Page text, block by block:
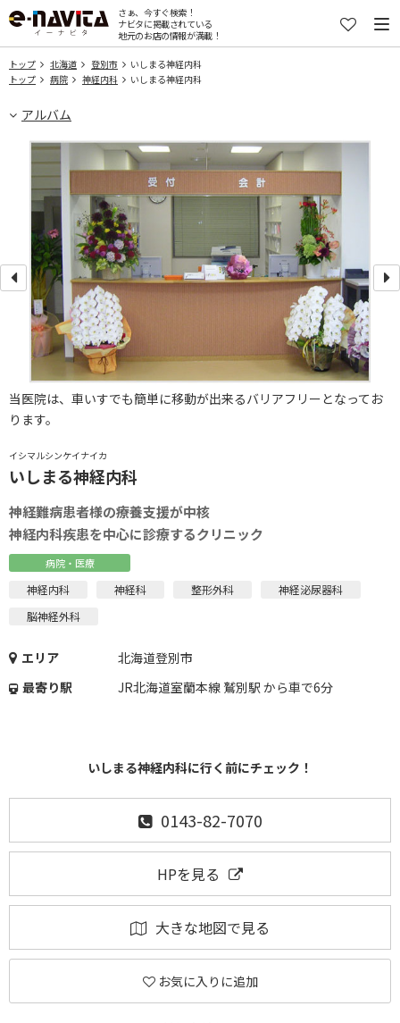
さぁ、今すぐ検索！
ナビタに掲載されている
地元のお店の情報が満載！
トップ 北海道 登別市
いしまる神経内科
トップ
病院 神経内科 いしまる神経内科
アルバム
イシマルシンケイナイカ
いしまる神経内科
神経難病患者様の療養支援が中核
神経内科疾患を中心に診療するクリニック
病院・医療
神経内科 神経科 整形外科
神経泌尿器科
脳神経外科
エリア
北海道登別市
最寄り駅
JR北海道室蘭本線 鷲別駅 から車で6分
いしまる神経内科に行く前にチェック！
0143-82-7070
HPを見る
大きな地図で見る
お気に入りに追加
当医院は、車いすでも簡単に移動が出来るバリアフリーとなってお
ります。